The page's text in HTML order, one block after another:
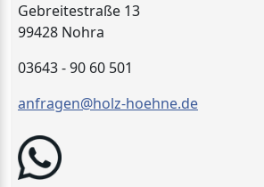
Gebreitestraße 13
99428 Nohra
03643 - 90 60 501
anfragen@holz-hoehne.de